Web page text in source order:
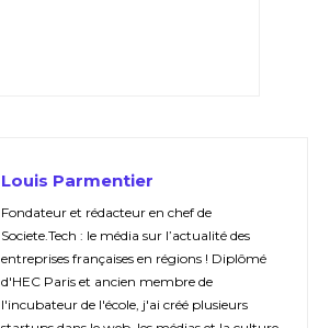
Louis Parmentier
Fondateur et rédacteur en chef de
Societe.Tech : le média sur l’actualité des
entreprises françaises en régions ! Diplômé
d'HEC Paris et ancien membre de
l'incubateur de l'école, j'ai créé plusieurs